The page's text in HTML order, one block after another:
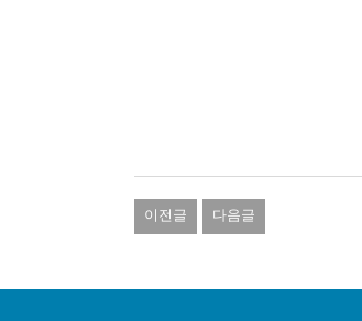
이전글 다음글